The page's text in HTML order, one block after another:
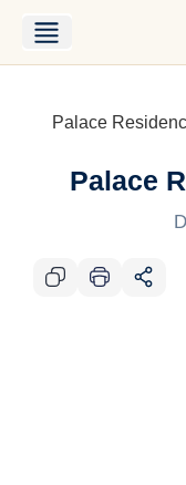
Palace
Palace